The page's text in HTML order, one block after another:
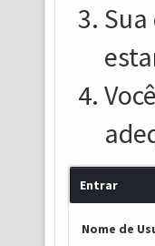
Entrar
Nome de